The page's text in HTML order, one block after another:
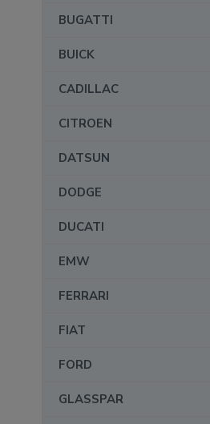
BUGATTI
BUICK
CADILLAC
CITROEN
DATSUN
DODGE
DUCATI
EMW
FERRARI
FIAT
FORD
GLASSPAR